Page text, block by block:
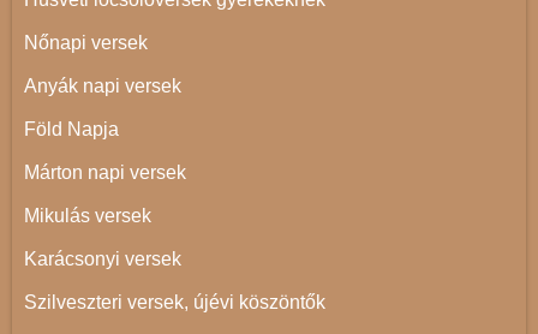
Nőnapi versek
Anyák napi versek
Föld Napja
Márton napi versek
Mikulás versek
Karácsonyi versek
Szilveszteri versek, újévi köszöntők